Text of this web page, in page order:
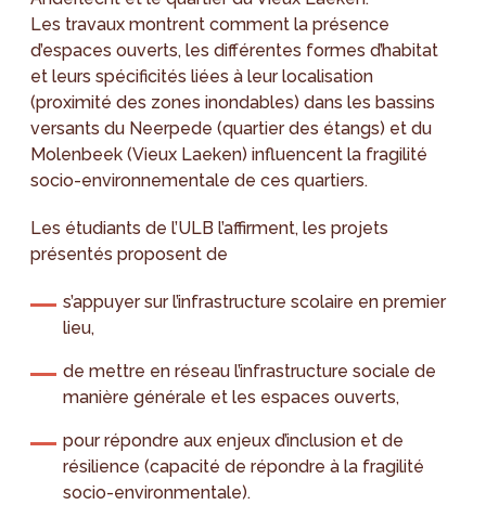
Les travaux montrent comment la présence
d’espaces ouverts, les différentes formes d’habitat
et leurs spécificités liées à leur localisation
(proximité des zones inondables) dans les bassins
versants du Neerpede (quartier des étangs) et du
Molenbeek (Vieux Laeken) influencent la fragilité
socio-environnementale de ces quartiers.
Les étudiants de l’ULB l’affirment, les projets
présentés proposent de
s’appuyer sur l’infrastructure scolaire en premier
lieu,
de mettre en réseau l’infrastructure sociale de
manière générale et les espaces ouverts,
pour répondre aux enjeux d’inclusion et de
résilience (capacité de répondre à la fragilité
socio-environmentale).